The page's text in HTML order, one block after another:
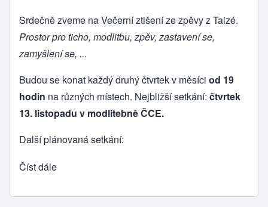
Srdečně zveme na Večerní ztišení ze zpěvy z Taizé.
Prostor pro ticho, modlitbu, zpěv, zastavení se,
zamyšlení se, ...
Budou se konat každý druhý čtvrtek v měsíci od 19
hodin na různých místech. Nejbližší setkání: čtvrtek
13. listopadu v modlitebně ČCE.
Další plánovaná setkání:
Číst dále